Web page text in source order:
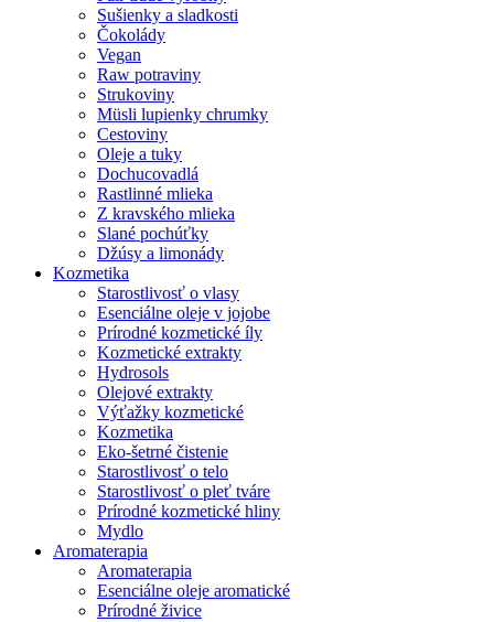
Sušienky a sladkosti
Čokolády
Vegan
Raw potraviny
Strukoviny
Müsli lupienky chrumky
Cestoviny
Oleje a tuky
Dochucovadlá
Rastlinné mlieka
Z kravského mlieka
Slané pochúťky
Džúsy a limonády
Kozmetika
Starostlivosť o vlasy
Esenciálne oleje v jojobe
Prírodné kozmetické íly
Kozmetické extrakty
Hydrosols
Olejové extrakty
Výťažky kozmetické
Kozmetika
Eko-šetrné čistenie
Starostlivosť o telo
Starostlivosť o pleť tváre
Prírodné kozmetické hliny
Mydlo
Aromaterapia
Aromaterapia
Esenciálne oleje aromatické
Prírodné živice